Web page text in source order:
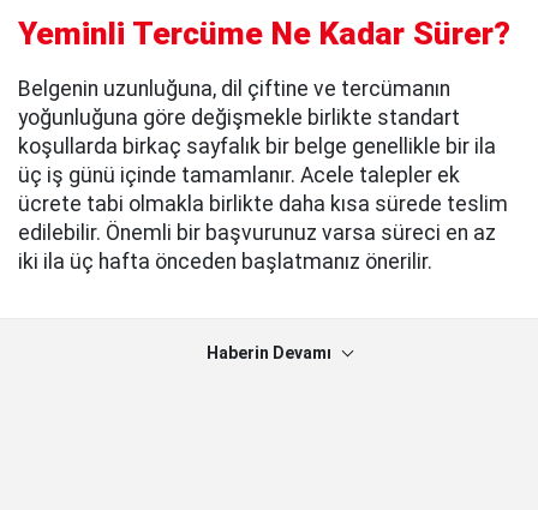
Yeminli Tercüme Ne Kadar Sürer?
Belgenin uzunluğuna, dil çiftine ve tercümanın
yoğunluğuna göre değişmekle birlikte standart
koşullarda birkaç sayfalık bir belge genellikle bir ila
üç iş günü içinde tamamlanır. Acele talepler ek
ücrete tabi olmakla birlikte daha kısa sürede teslim
edilebilir. Önemli bir başvurunuz varsa süreci en az
iki ila üç hafta önceden başlatmanız önerilir.
Haberin Devamı